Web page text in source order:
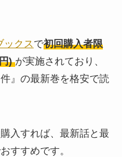
ックス で初回購入者限
)が実施されており、
』の最新巻を格安で読
入すれば、最新話と最
すすめです。